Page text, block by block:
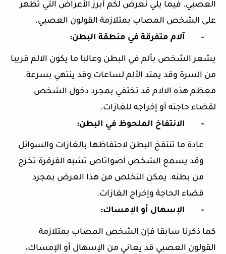
العصبي. فيما يلي نعرض لكم أبرز الأعراض التي تظهر
على الشخص المصاب بمتلازمة القولون العصبي.
-
آلام متفرقة في منطقة البطن:
يشعر الشخص بألم في البطن وعالبا ما يكون الالم قريبا
من السرة وقد يمتد الألم لساعات وقد ينتهي بسرعة.
معظم هذه الالام قد تختفي بمجرد دخول الشخص
لقضاء حاجته أو إخراجه للغازات.
-
الانتفاخ الملحوظ في البطن:
عادة ما تنتفخ البطن لاحتفاظها بالغازات والسوائل
وقد يسمع الشخص أصواتاص تشبه القرقرة تخرج
من بطنه. يمكن التخلص من هذا العرض بمجرد
قضاء الحاجة وإخراج الغازات.
-
الإسهال أو الإمساك:
كما ذكرنا سابقا فإن الشخص المصاب بمتلازمة
القولون العصبي قد يعاني من الإسهال أو الإمساك،